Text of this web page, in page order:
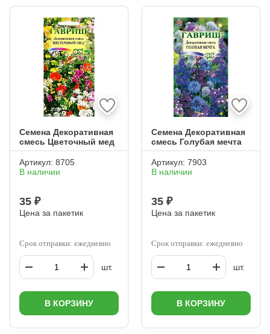
Семена Декоративная
смесь Цветочный мед
Артикул: 8705
В наличии
35 ₽
Цена за пакетик
Срок отправки: ежедневно
шт.
В КОРЗИНУ
Семена Декоративная
смесь Голубая мечта
Артикул: 7903
В наличии
35 ₽
Цена за пакетик
Срок отправки: ежедневно
шт.
В КОРЗИНУ